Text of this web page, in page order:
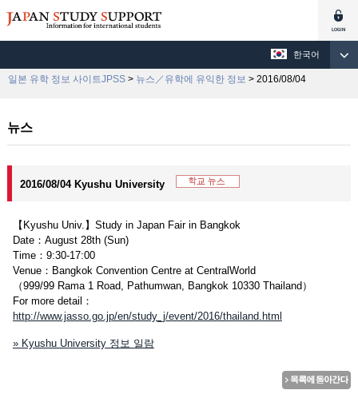
한국어
일본 유학 정보 사이트JPSS > 뉴스／유학에 유익한 정보 > 2016/08/04
뉴스
2016/08/04 Kyushu University
【Kyushu Univ.】Study in Japan Fair in Bangkok
Date：August 28th (Sun)
Time：9:30-17:00
Venue：Bangkok Convention Centre at CentralWorld
（999/99 Rama 1 Road, Pathumwan, Bangkok 10330 Thailand）
For more detail：
http://www.jasso.go.jp/en/study_j/event/2016/thailand.html
» Kyushu University 정보 일람